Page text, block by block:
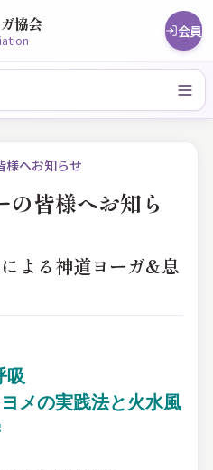
協会 会員
様へお知らせ
の皆様へお知ら
よる神道ヨーガ&息
吸
メの実践法と火水風